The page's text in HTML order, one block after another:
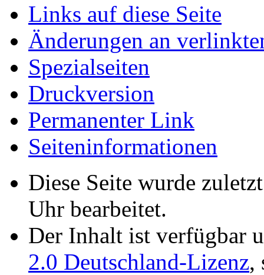
Links auf diese Seite
Änderungen an
Spezialseiten
Druckversion
Permanenter Link
Seiten­­informationen
Diese Seite wurde
Uhr bearbeitet.
Der Inhalt ist verfügbar
2.0 Deutschland-Lizenz,